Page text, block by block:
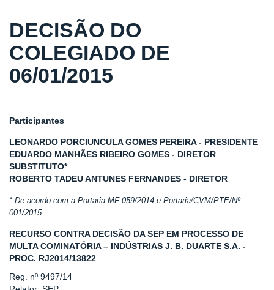
DECISÃO DO
COLEGIADO DE
06/01/2015
Participantes
LEONARDO PORCIUNCULA GOMES PEREIRA - PRESIDENTE
EDUARDO MANHÃES RIBEIRO GOMES - DIRETOR
SUBSTITUTO*
ROBERTO TADEU ANTUNES FERNANDES - DIRETOR
* De acordo com a Portaria MF 059/2014 e Portaria/CVM/PTE/Nº
001/2015.
RECURSO CONTRA DECISÃO DA SEP EM PROCESSO DE
MULTA COMINATÓRIA – INDÚSTRIAS J. B. DUARTE S.A. -
PROC. RJ2014/13822
Reg. nº 9497/14